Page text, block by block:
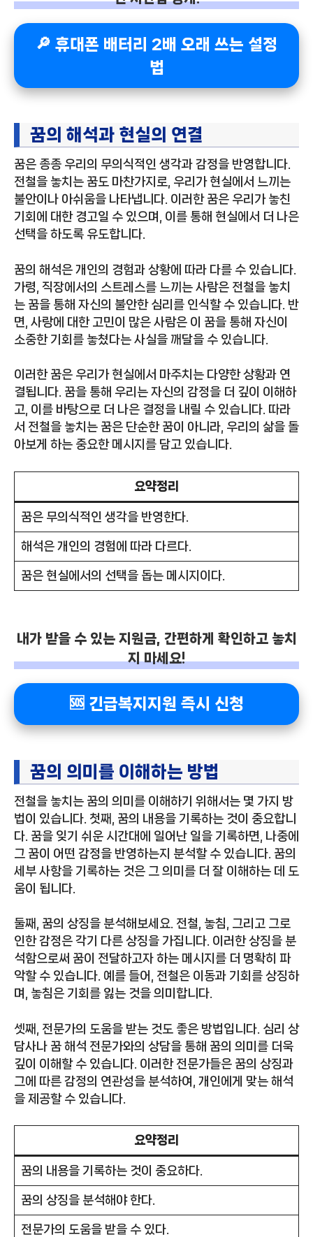
🔎 휴대폰 배터리 2배 오래 쓰는 설정
법
꿈의 해석과 현실의 연결
꿈은 종종 우리의 무의식적인 생각과 감정을 반영합니다.
전철을 놓치는 꿈도 마찬가지로, 우리가 현실에서 느끼는
불안이나 아쉬움을 나타냅니다. 이러한 꿈은 우리가 놓친
기회에 대한 경고일 수 있으며, 이를 통해 현실에서 더 나은
선택을 하도록 유도합니다.
꿈의 해석은 개인의 경험과 상황에 따라 다를 수 있습니다.
가령, 직장에서의 스트레스를 느끼는 사람은 전철을 놓치
는 꿈을 통해 자신의 불안한 심리를 인식할 수 있습니다. 반
면, 사랑에 대한 고민이 많은 사람은 이 꿈을 통해 자신이
소중한 기회를 놓쳤다는 사실을 깨달을 수 있습니다.
이러한 꿈은 우리가 현실에서 마주치는 다양한 상황과 연
결됩니다. 꿈을 통해 우리는 자신의 감정을 더 깊이 이해하
고, 이를 바탕으로 더 나은 결정을 내릴 수 있습니다. 따라
서 전철을 놓치는 꿈은 단순한 꿈이 아니라, 우리의 삶을 돌
아보게 하는 중요한 메시지를 담고 있습니다.
요약정리
꿈은 무의식적인 생각을 반영한다.
해석은 개인의 경험에 따라 다르다.
꿈은 현실에서의 선택을 돕는 메시지이다.
내가 받을 수 있는 지원금, 간편하게 확인하고 놓치
지 마세요!
🆘 긴급복지지원 즉시 신청
꿈의 의미를 이해하는 방법
전철을 놓치는 꿈의 의미를 이해하기 위해서는 몇 가지 방
법이 있습니다. 첫째, 꿈의 내용을 기록하는 것이 중요합니
다. 꿈을 잊기 쉬운 시간대에 일어난 일을 기록하면, 나중에
그 꿈이 어떤 감정을 반영하는지 분석할 수 있습니다. 꿈의
세부 사항을 기록하는 것은 그 의미를 더 잘 이해하는 데 도
움이 됩니다.
둘째, 꿈의 상징을 분석해보세요. 전철, 놓침, 그리고 그로
인한 감정은 각기 다른 상징을 가집니다. 이러한 상징을 분
석함으로써 꿈이 전달하고자 하는 메시지를 더 명확히 파
악할 수 있습니다. 예를 들어, 전철은 이동과 기회를 상징하
며, 놓침은 기회를 잃는 것을 의미합니다.
셋째, 전문가의 도움을 받는 것도 좋은 방법입니다. 심리 상
담사나 꿈 해석 전문가와의 상담을 통해 꿈의 의미를 더욱
깊이 이해할 수 있습니다. 이러한 전문가들은 꿈의 상징과
그에 따른 감정의 연관성을 분석하여, 개인에게 맞는 해석
을 제공할 수 있습니다.
요약정리
꿈의 내용을 기록하는 것이 중요하다.
꿈의 상징을 분석해야 한다.
전문가의 도움을 받을 수 있다.